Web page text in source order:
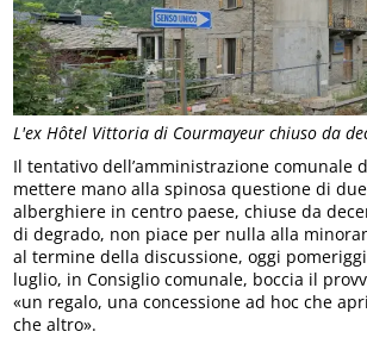
L'ex Hôtel Vittoria di Courmayeur chiuso da
Il tentativo dell’amministrazione comunale
mettere mano alla spinosa questione di
alberghiere in centro paese, chiuse da
di degrado, non piace per nulla alla
al termine della discussione, oggi
luglio, in Consiglio comunale, boccia il
«un regalo, una concessione ad hoc che
che altro».